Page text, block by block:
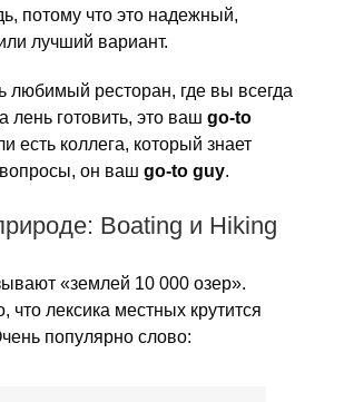
потому что это надежный,
лучший вариант.
любимый ресторан, где вы всегда
лень готовить, это ваш go-to
есть коллега, который знает
он ваш go-to guy.
Boating и Hiking
«землей 10 000 озер».
что лексика местных крутится
популярно слово: